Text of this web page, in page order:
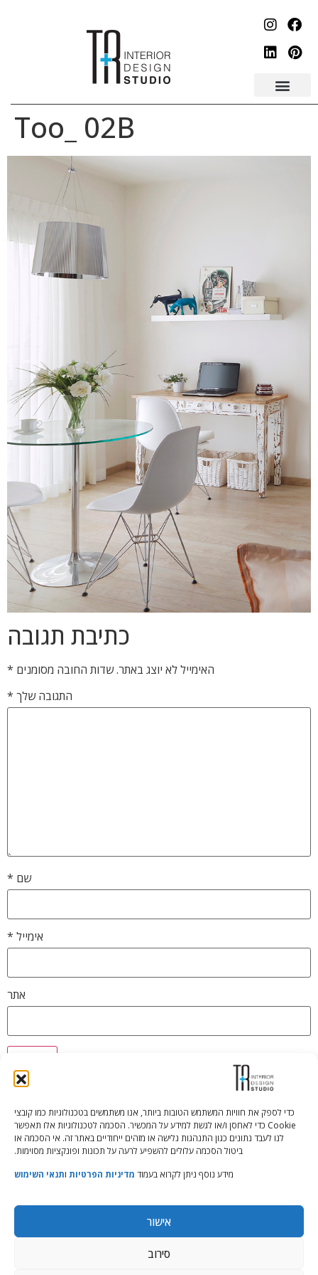
כדי לספק את חוויות המשתמש הטובות ביותר, אנו משתמשים בטכנולוגיות כמו קובצי
Cookie כדי לאחסן ו/או לגשת למידע על המכשיר. הסכמה לטכנולוגיות אלו תאפשר
לנו לעבד נתונים כגון התנהגות גלישה או מזהים ייחודיים באתר זה. אי הסכמה או
ביטול הסכמה עלולים להשפיע לרעה על תכונות ופונקציות מסוימות.
מידע נוסף ניתן לקרוא בעמוד מדיניות הפרטיות ותנאי השימוש
אישור
סירוב
Too_ 02B
כתיבת תגובה
האימייל לא יוצג באתר.שדות החובה מסומנים *
התגובה שלך *
שם *
אימייל *
אתר
Tali Shenfeld:052.620.2446
tali@TRstudio.co.il
rakefet@TRstudio.co.il